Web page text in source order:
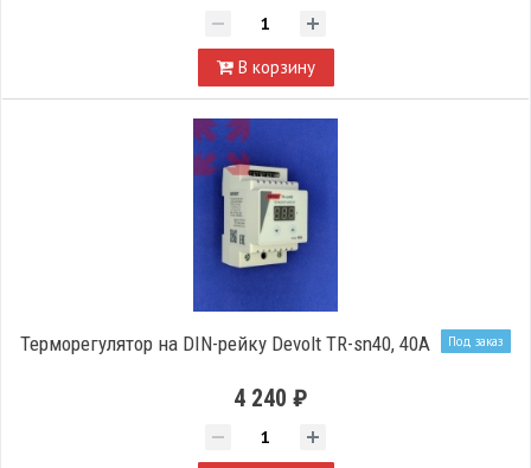
В корзину
Под заказ
Терморегулятор на DIN-рейку Devolt TR-sn40, 40A
4 240 ₽